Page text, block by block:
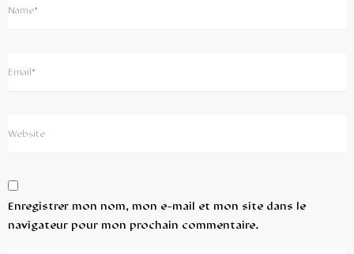
Enregistrer mon nom, mon e-mail et mon site dans le
navigateur pour mon prochain commentaire.